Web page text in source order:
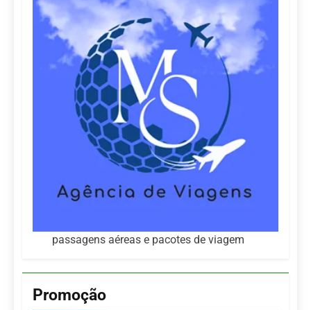
passagens aéreas e pacotes de viagem
Promoção